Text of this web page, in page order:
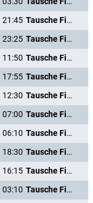
21:45
Tausche Firma gegen Haushalt
23:25
Tausche Firma gegen Haushalt
11:50
Tausche Firma gegen Haushalt
17:55
Tausche Firma gegen Haushalt
12:30
Tausche Firma gegen Haushalt
07:00
Tausche Firma gegen Haushalt
06:10
Tausche Firma gegen Haushalt
18:30
Tausche Firma gegen Haushalt
16:15
Tausche Firma gegen Haushalt
03:10
Tausche Firma gegen Haushalt